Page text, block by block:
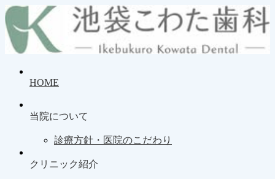
HOME
当院について
診療方針・医院のこだわり
クリニック紹介